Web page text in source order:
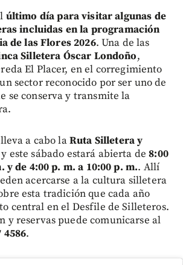
último día para visitar algunas de
incluidas en la programación
de las Flores 2026. Una de las
Silletera Óscar Londoño,
El Placer, en el corregimiento
sector reconocido por ser uno de
se conserva y transmite la
a cabo laRuta Silletera y
y este sábado estará abierta de8:00
y de 4:00 p. m. a 10:00 p. m.. Allí
acercarse a la cultura silletera
esta tradición que cada año
central en el Desfile de Silleteros.
y reservas puede comunicarse al
4586.